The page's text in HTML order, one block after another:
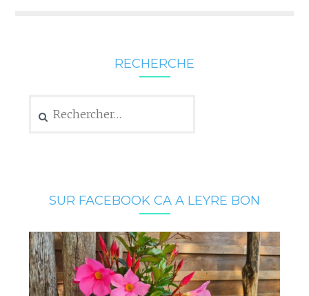
RECHERCHE
SUR FACEBOOK CA A LEYRE BON